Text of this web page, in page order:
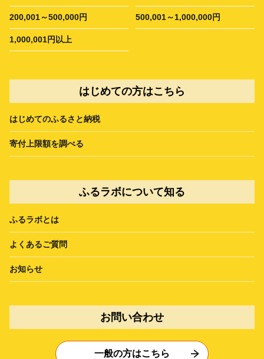
200,001～500,000円 500,001～1,000,000円
1,000,001円以上
はじめての方はこちら
はじめてのふるさと納税
寄付上限額を調べる
ふるラボについて知る
ふるラボとは
よくあるご質問
お知らせ
お問い合わせ
一般の方はこちら